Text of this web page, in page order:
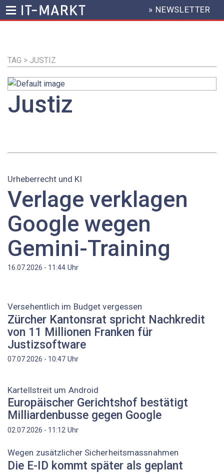
Inhalt
HEADER
MENU
» NEWSLETTER
TAG > JUSTIZ
Justiz
Urheberrecht und KI
Verlage verklagen
Google wegen
Gemini-Training
16.07.2026 - 11:44 Uhr
Versehentlich im Budget vergessen
Zürcher Kantonsrat spricht Nachkredit
von 11 Millionen Franken für
Justizsoftware
07.07.2026 - 10:47 Uhr
Kartellstreit um Android
Europäischer Gerichtshof bestätigt
Milliardenbusse gegen Google
02.07.2026 - 11:12 Uhr
Wegen zusätzlicher Sicherheitsmassnahmen
Die E-ID kommt später als geplant